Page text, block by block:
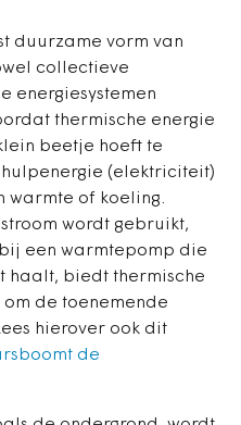
duurzame vorm van
collectieve
energiesystemen
thermische energie
beetje hoeft te
(elektriciteit)
warmte of koeling.
wordt gebruikt,
een warmtepomp die
haalt, biedt thermische
de toenemende
hierover ook dit
de